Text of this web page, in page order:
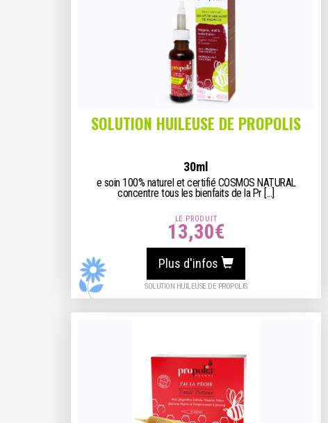
SOLUTION HUILEUSE DE PROPOLIS
30ml
e soin 100% naturel et certifié COSMOS NATURAL
concentre tous les bienfaits de la Pr [...]
LE PRODUIT
13,30€
Plus d'infos
SOLUTION HUILEUSE DE PROPOLIS